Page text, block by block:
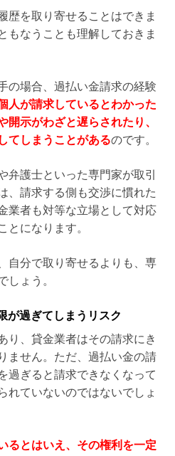
歴を取り寄せることはできま
もなうことも理解しておきま
の場合、過払い金請求の経験
人が請求しているとわかった
開示がわざと遅らされたり、
てしまうことがあるのです。
弁護士といった専門家が取引
、請求する側も交渉に慣れた
業者も対等な立場として対応
とになります。
自分で取り寄せるよりも、専
しょう。
が過ぎてしまうリスク
り、貸金業者はその請求にき
ません。ただ、過払い金の請
過ぎると請求できなくなって
れていないのではないでしょ
るとはいえ、その権利を一定